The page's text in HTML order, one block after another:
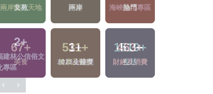
兩岸藝苑天地 評論 海峽論壇專區
67+
美食
531+
健康及醫療
1519+
生活